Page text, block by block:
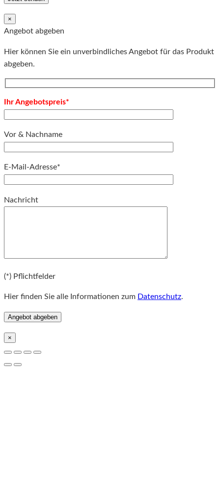
×
Angebot abgeben
Hier können Sie ein unverbindliches Angebot für das Produkt
abgeben.
Ihr Angebotspreis*
Vor & Nachname
E-Mail-Adresse*
Nachricht
(*) Pflichtfelder
Hier finden Sie alle Informationen zum Datenschutz.
×